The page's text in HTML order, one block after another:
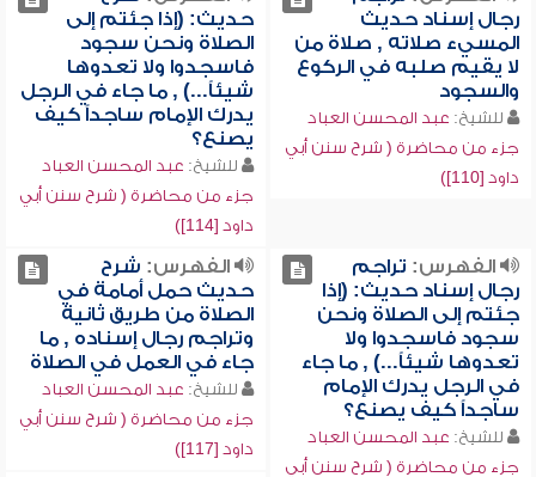
رجال إسناد حديث
المسيء صلاته , صلاة من
لا يقيم صلبه في الركوع
والسجود
للشيخ: عبد المحسن العباد
جزء من محاضرة ( شرح سنن أبي
داود [110])
حديث: (إذا جئتم إلى
الصلاة ونحن سجود
فاسجدوا ولا تعدوها
شيئاً...) , ما جاء في الرجل
يدرك الإمام ساجداً كيف
يصنع؟
للشيخ: عبد المحسن العباد
جزء من محاضرة ( شرح سنن أبي
داود [114])
الفهرس: تراجم
رجال إسناد حديث: (إذا
جئتم إلى الصلاة ونحن
سجود فاسجدوا ولا
تعدوها شيئاً...) , ما جاء
في الرجل يدرك الإمام
ساجداً كيف يصنع؟
للشيخ: عبد المحسن العباد
جزء من محاضرة ( شرح سنن أبي
الفهرس: شرح
حديث حمل أمامة في
الصلاة من طريق ثانية
وتراجم رجال إسناده , ما
جاء في العمل في الصلاة
للشيخ: عبد المحسن العباد
جزء من محاضرة ( شرح سنن أبي
داود [117])